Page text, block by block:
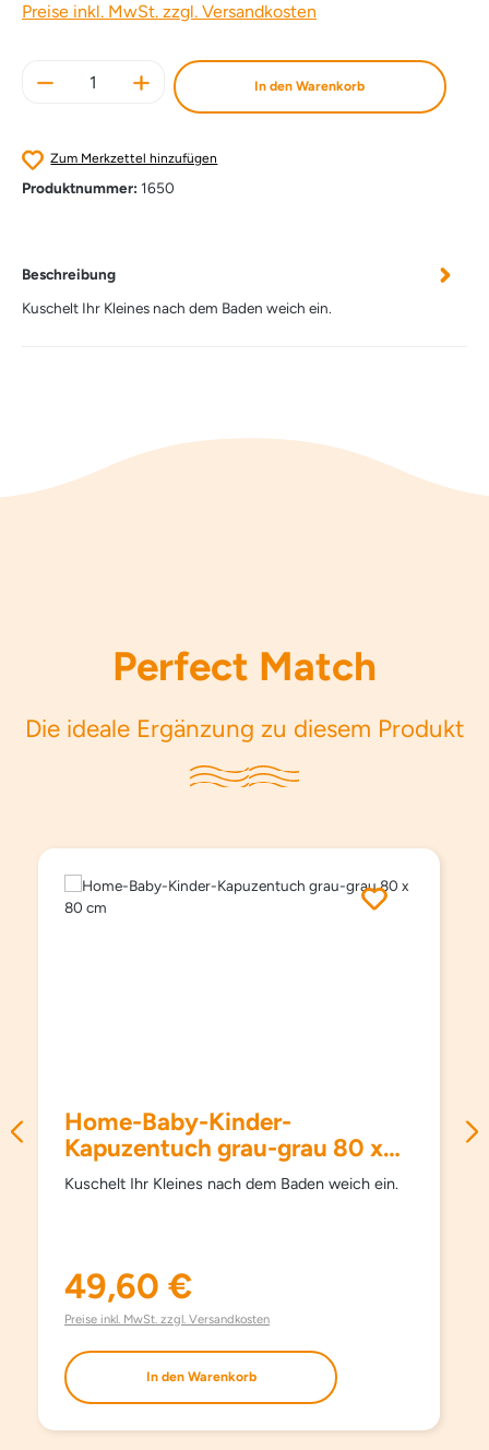
Preise inkl. MwSt. zzgl. Versandkosten
Produkt Anzahl: Gib den gewünschten
In den Warenkorb
Zum Merkzettel hinzufügen
Produktnummer: 1650
Beschreibung
Kuschelt Ihr Kleines nach dem Baden weich ein.
Perfect Match
Die ideale Ergänzung zu diesem Produkt
Home-Baby-Kinder-
Kapuzentuch grau-grau 80 x
80 cm
Kuschelt Ihr Kleines nach dem Baden weich ein.
Regulärer Preis:
49,60 €
Preise inkl. MwSt. zzgl. Versandkosten
In den Warenkorb